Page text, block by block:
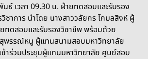
เวลา 09.30 น. ฝ่ายทดสอบและรับรอง
ชาการ นำโดย นางสาววลัยกร โกมลสิงห์ ผู้
ทดสอบและรับรองวิชาชีพ พร้อมด้วย
สุพรรณ์หนู ผู้แทนสนามสอบมหาวิทยาลัย
าร่วมประชุมผู้แทนมหาวิทยาลัย ศูนย์สอบ